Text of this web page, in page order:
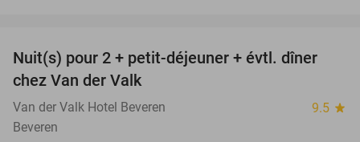
51%
Nuit(s) pour 2 + petit-déjeuner + évtl. dîner
chez Van der Valk
Van der Valk Hotel Beveren 9.5 star
Beveren